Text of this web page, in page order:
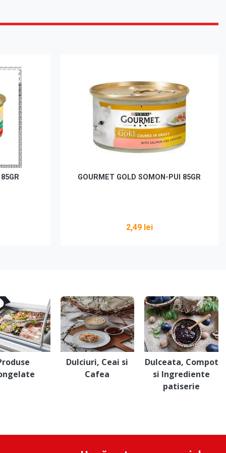
GOURMET GOLD SOMON-PUI 85GR
2,49 lei
Dulciuri, Ceai si
Cafea
Dulceata, Compot
si Ingrediente
patiserie